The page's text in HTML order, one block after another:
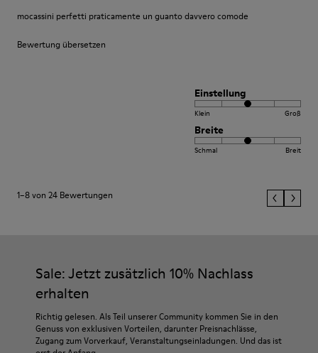
mocassini perfetti praticamente un guanto davvero comode
Bewertung übersetzen
Einstellung
Klein Groß
Breite
Schmal Breit
1–8 von 24 Bewertungen
Sale: Jetzt zusätzlich 10% Nachlass
erhalten
Richtig gelesen. Als Teil unserer Community kommen Sie in den
Genuss von exklusiven Vorteilen, darunter Preisnachlässe,
Zugang zum Vorverkauf, Veranstaltungseinladungen. Und das ist